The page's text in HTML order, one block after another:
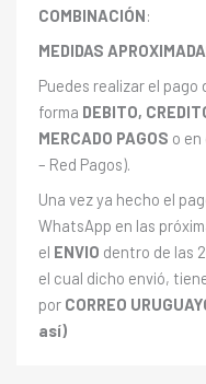
COMBINACIÓN:
MEDIDAS
Puedes realizar el pago
forma DEBITO,
MERCADO PAGOS o
– Red Pagos).
Una vez ya hecho el
WhatsApp en las
el ENVIO dentro de las
el cual dicho envió,
por CORREO
así)